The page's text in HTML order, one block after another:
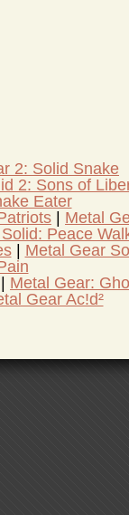
2: Solid Snake
2: Sons of
Eater
Metal
Peace
Metal Gear
Metal Gear:
Gear Ac!d²